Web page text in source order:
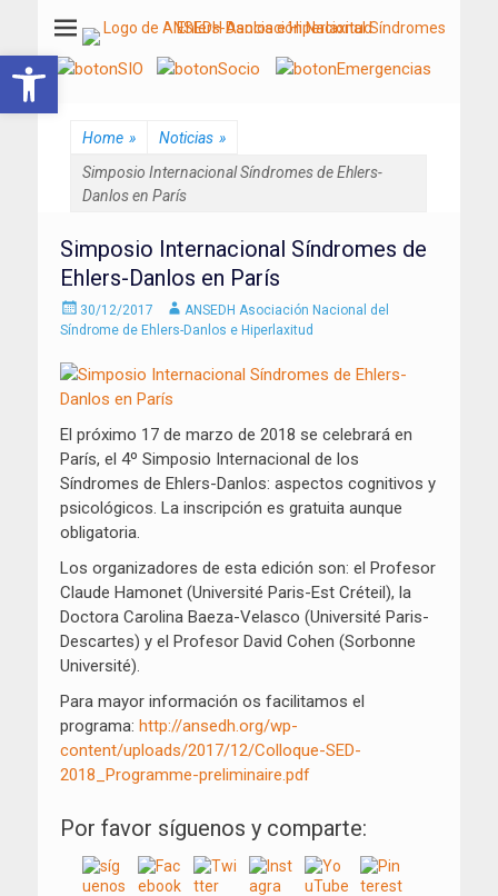
ANSEDH
Asociación Nacional del Síndrome de Ehlers-Danlos e Hiperlaxitud
Home » Noticias »
Simposio Internacional Síndromes de Ehlers-
Danlos en París
Simposio Internacional Síndromes de
Ehlers-Danlos en París
Enviado
el
30/12/2017 AutorANSEDH Asociación Nacional del
Síndrome de Ehlers-Danlos e Hiperlaxitud
El próximo 17 de marzo de 2018 se celebrará en
París, el 4º Simposio Internacional de los
Síndromes de Ehlers-Danlos: aspectos cognitivos y
psicológicos. La inscripción es gratuita aunque
obligatoria.
Los organizadores de esta edición son: el Profesor
Claude Hamonet (Université Paris-Est Créteil), la
Doctora Carolina Baeza-Velasco (Université Paris-
Descartes) y el Profesor David Cohen (Sorbonne
Université).
Para mayor información os facilitamos el
programa: http://ansedh.org/wp-
content/uploads/2017/12/Colloque-SED-
2018_Programme-preliminaire.pdf
Por favor síguenos y comparte:
Abrir barra de herramientas